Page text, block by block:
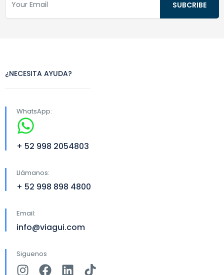
¿NECESITA AYUDA?
WhatsApp:
+ 52 998 2054803
Llámanos:
+ 52 998 898 4800
Email:
info@viagui.com
Siguenos